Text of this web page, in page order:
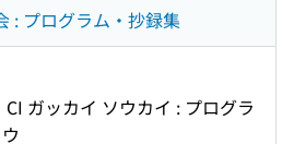
: プログラム・抄録集
ガッカイ ソウカイ : プログラ